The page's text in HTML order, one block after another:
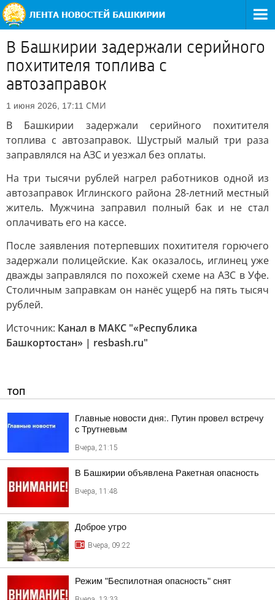
В Башкирии задержали серийного
похитителя топлива с
автозаправок
1 июня 2026, 17:11 СМИ
В Башкирии задержали серийного похитителя
топлива с автозаправок. Шустрый малый три раза
заправлялся на АЗС и уезжал без оплаты.
На три тысячи рублей нагрел работников одной из
автозаправок Иглинского района 28-летний местный
житель. Мужчина заправил полный бак и не стал
оплачивать его на кассе.
После заявления потерпевших похитителя горючего
задержали полицейские. Как оказалось, иглинец уже
дважды заправлялся по похожей схеме на АЗС в Уфе.
Столичным заправкам он нанёс ущерб на пять тысяч
рублей.
Источник: Канал в МАКС "«Республика
Башкортостан» | resbash.ru"
ТОП
Главные новости дня:. Путин провел встречу
с Трутневым
Вчера, 21:15
В Башкирии объявлена Ракетная опасность
Вчера, 11:48
Доброе утро
Вчера, 09:22
Режим "Беспилотная опасность" снят